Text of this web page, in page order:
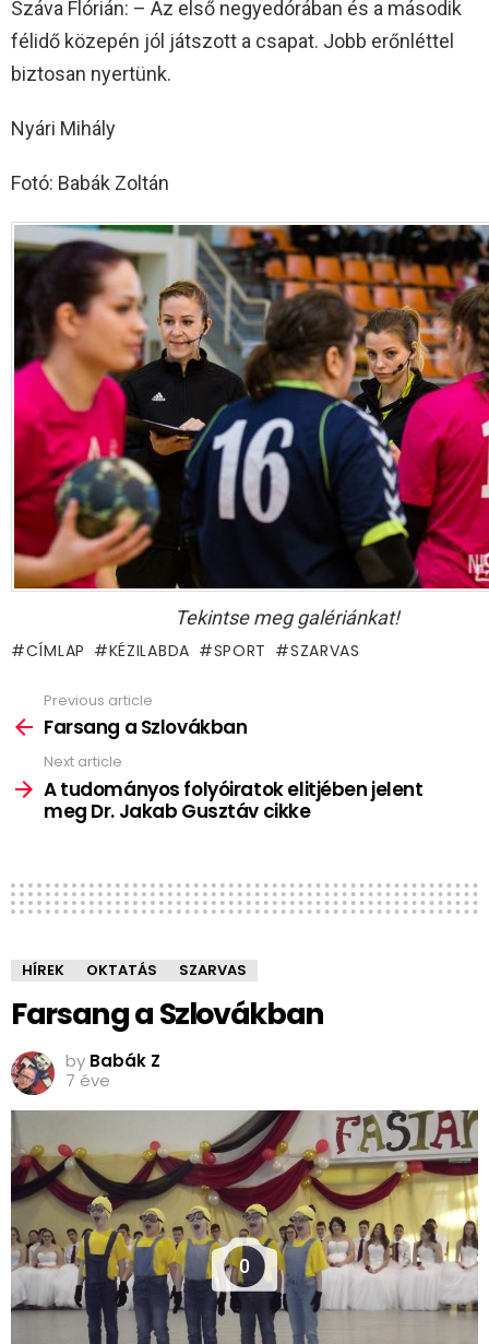
Száva Flórián: – Az első negyedórában és a második
félidő közepén jól játszott a csapat. Jobb erőnléttel
biztosan nyertünk.
Nyári Mihály
Fotó: Babák Zoltán
Tekintse meg galériánkat!
CÍMLAP KÉZILABDA SPORT SZARVAS
more
Previous article
Farsang a Szlovákban
Next article
A tudományos folyóiratok elitjében jelent
meg Dr. Jakab Gusztáv cikke
HÍREK OKTATÁS SZARVAS
Farsang a Szlovákban
by Babák Z
7 éve
0